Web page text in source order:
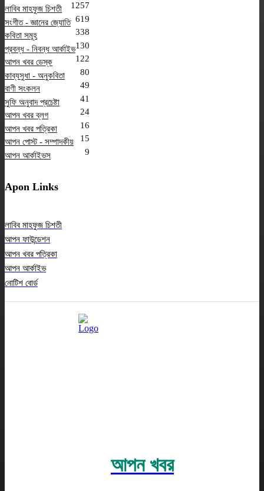
লাবিব মাহফুজ চিশতী
1257
সংগীত - জ্ঞানের জ্যোতি 619
কবিতা সমূহ
338
প্রবন্ধ - নিবন্ধ আর্কাইভ130
আপন খবর ডেস্ক
122
কাব্যসুধা - অনুকবিতা
80
বাণী সংকলন
49
সুফি অনুবাদ প্রচেষ্টা
41
আপন খবর ব্লগ
24
আপন খবর পত্রিকা
16
আপন পোস্ট - সম্পাদকীয়
15
আপন আর্কাইভস
9
Apon Links
লাবিব মাহফুজ চিশতী
আপন ফাউন্ডেশন
আপন খবর পত্রিকা
আপন আর্কাইভ
নোটিশ বোর্ড
আপন খবর